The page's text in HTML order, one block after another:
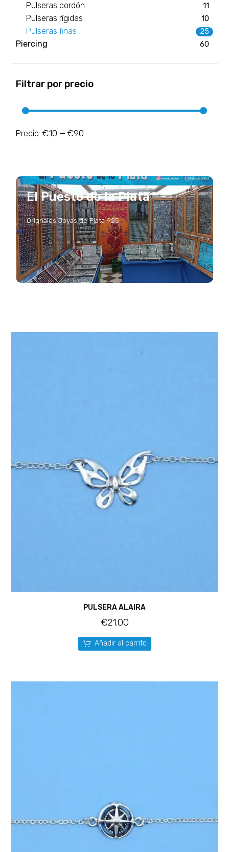
Pulseras cordón 11
Pulseras rígidas 10
Pulseras finas 25
Piercing 60
Filtrar por precio
Precio:€10 —€90
El Puesto de la Plata
Orignales Joyas de Plata 925
PULSERA ALAIRA
€21.00
Añadir al carrito